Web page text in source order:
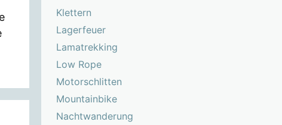
Klettern
Lagerfeuer
Lamatrekking
Low Rope
Motorschlitten
Mountainbike
Nachtwanderung